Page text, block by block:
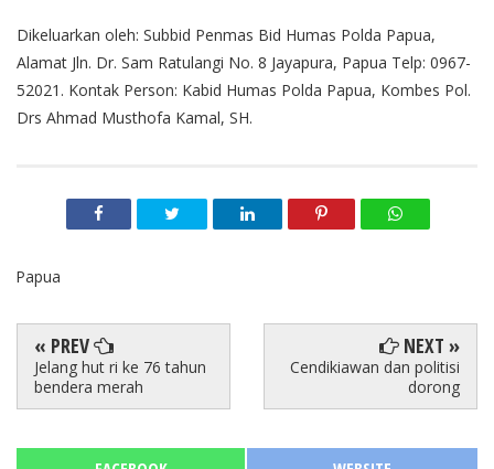
Dikeluarkan oleh: Subbid Penmas Bid Humas Polda Papua,
Alamat Jln. Dr. Sam Ratulangi No. 8 Jayapura, Papua Telp: 0967-
52021. Kontak Person: Kabid Humas Polda Papua, Kombes Pol.
Drs Ahmad Musthofa Kamal, SH.
Papua
« PREV
Jelang hut ri ke 76 tahun
bendera merah
NEXT »
Cendikiawan dan politisi
dorong